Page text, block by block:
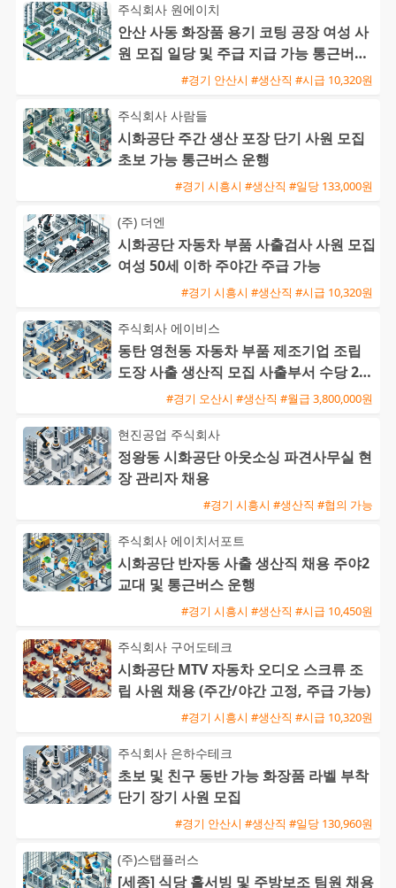
주식회사 원에이치
안산 사동 화장품 용기 코팅 공장 여성 사
원 모집 일당 및 주급 지급 가능 통근버스
#경기 안산시 #생산직 #시급 10,320원
주식회사 사람들
시화공단 주간 생산 포장 단기 사원 모집
초보 가능 통근버스 운행
#경기 시흥시 #생산직 #일당 133,000원
(주) 더엔
시화공단 자동차 부품 사출검사 사원 모집
여성 50세 이하 주야간 주급 가능
#경기 시흥시 #생산직 #시급 10,320원
주식회사 에이비스
동탄 영천동 자동차 부품 제조기업 조립
도장 사출 생산직 모집 사출부서 수당 20
만원 지급#경기 오산시 #생산직 #월급 3,800,000원
현진공업 주식회사
정왕동 시화공단 아웃소싱 파견사무실 현
장 관리자 채용
#경기 시흥시 #생산직 #협의 가능
주식회사 에이치서포트
시화공단 반자동 사출 생산직 채용 주야2
교대 및 통근버스 운행
#경기 시흥시 #생산직 #시급 10,450원
주식회사 구어도테크
시화공단 MTV 자동차 오디오 스크류 조
립 사원 채용 (주간/야간 고정, 주급 가능)
#경기 시흥시 #생산직 #시급 10,320원
주식회사 은하수테크
초보 및 친구 동반 가능 화장품 라벨 부착
단기 장기 사원 모집
#경기 안산시 #생산직 #일당 130,960원
(주)스탭플러스
[세종] 식당 홀서빙 및 주방보조 팀원 채용